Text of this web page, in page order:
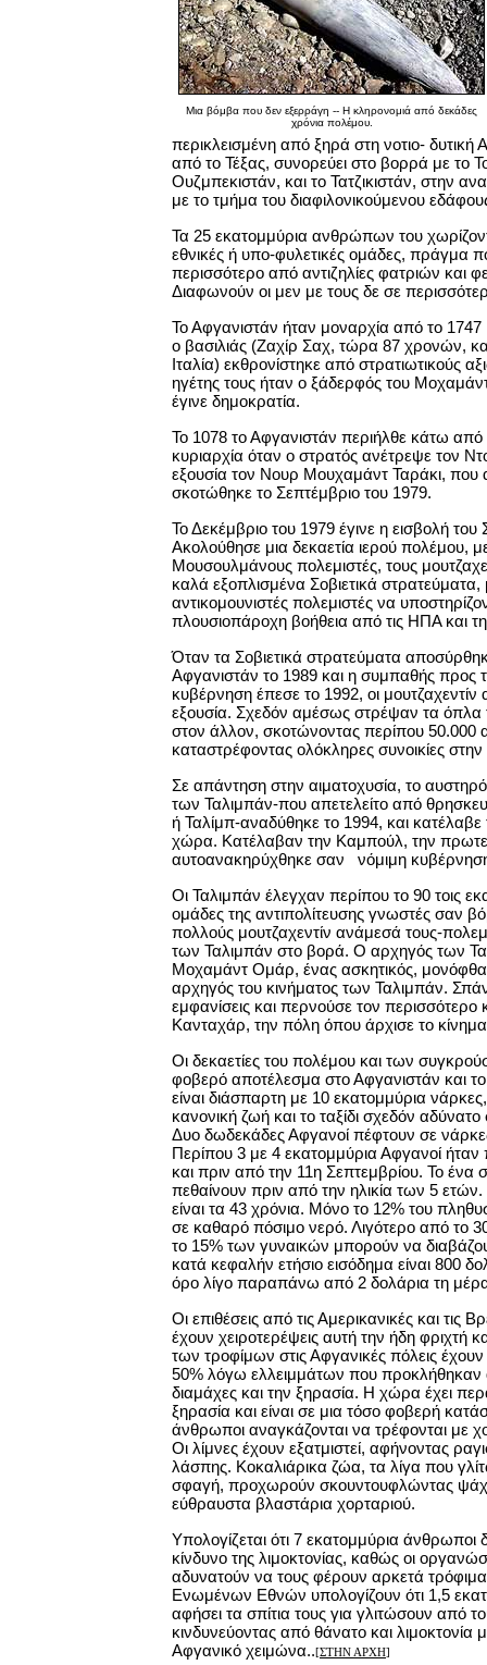
Μια βόμβα που δεν εξερράγη -- Η κληρονομιά από δεκάδες
χρόνια πολέμου.
περικλεισμένη από ξηρά στη νοτιο- δυτική
από το Τέξας, συνορεύει στο βορρά με το
Ουζμπεκιστάν, και το Τατζικιστάν, στην
με το τμήμα του διαφιλονικούμενου
Τα 25 εκατομμύρια ανθρώπων του
εθνικές ή υπο-φυλετικές ομάδες, πράγμα
περισσότερο από αντιζηλίες φατριών και
Διαφωνούν οι μεν με τους δε σε
Το Αφγανιστάν ήταν μοναρχία από το 1747
ο βασιλιάς (Ζαχίρ Σαχ, τώρα 87 χρονών,
Ιταλία) εκθρονίστηκε από στρατιωτικούς
ηγέτης τους ήταν ο ξάδερφός του
έγινε δημοκρατία.
Το 1078 το Αφγανιστάν περιήλθε κάτω από
κυριαρχία όταν ο στρατός ανέτρεψε τον
εξουσία τον Νουρ Μουχαμάντ Ταράκι, που
σκοτώθηκε το Σεπτέμβριο του 1979.
Το Δεκέμβριο του 1979 έγινε η εισβολή του
Ακολούθησε μια δεκαετία ιερού πολέμου,
Μουσουλμάνους πολεμιστές, τους
καλά εξοπλισμένα Σοβιετικά
αντικομουνιστές πολεμιστές να
πλουσιοπάροχη βοήθεια από τις ΗΠΑ και
Όταν τα Σοβιετικά στρατεύματα
Αφγανιστάν το 1989 και η συμπαθής προς
κυβέρνηση έπεσε το 1992, οι
εξουσία. Σχεδόν αμέσως στρέψαν τα όπλα
στον άλλον, σκοτώνοντας περίπου 50.000
καταστρέφοντας ολόκληρες συνοικίες
Σε απάντηση στην αιματοχυσία, το
των Ταλιμπάν-που απετελείτο από
ή Ταλίμπ-αναδύθηκε το 1994, και κατέλαβε
χώρα. Κατέλαβαν την Καμπούλ, την
αυτοανακηρύχθηκε σαν νόμιμη
Οι Ταλιμπάν έλεγχαν περίπου το 90 τοις
ομάδες της αντιπολίτευσης γνωστές σαν
πολλούς μουτζαχεντίν ανάμεσά τους-
των Ταλιμπάν στο βορά. Ο αρχηγός των
Μοχαμάντ Ομάρ, ένας ασκητικός,
αρχηγός του κινήματος των Ταλιμπάν.
εμφανίσεις και περνούσε τον περισσότερο
Κανταχάρ, την πόλη όπου άρχισε το
Οι δεκαετίες του πολέμου και των
φοβερό αποτέλεσμα στο Αφγανιστάν και
είναι διάσπαρτη με 10 εκατομμύρια
κανονική ζωή και το ταξίδι σχεδόν
Δυο δωδεκάδες Αφγανοί πέφτουν σε
Περίπου 3 με 4 εκατομμύρια Αφγανοί
και πριν από την 11η Σεπτεμβρίου. Το ένα
πεθαίνουν πριν από την ηλικία των 5
είναι τα 43 χρόνια. Μόνο το 12% του
σε καθαρό πόσιμο νερό. Λιγότερο από το
το 15% των γυναικών μπορούν να
κατά κεφαλήν ετήσιο εισόδημα είναι 800
όρο λίγο παραπάνω από 2 δολάρια τη
Οι επιθέσεις από τις Αμερικανικές και τις
έχουν χειροτερέψεις αυτή την ήδη φριχτή
των τροφίμων στις Αφγανικές πόλεις
50% λόγω ελλειμμάτων που προκλήθηκαν
διαμάχες και την ξηρασία. Η χώρα έχει
ξηρασία και είναι σε μια τόσο φοβερή
άνθρωποι αναγκάζονται να τρέφονται με
Οι λίμνες έχουν εξατμιστεί, αφήνοντας
λάσπης. Κοκαλιάρικα ζώα, τα λίγα που
σφαγή, προχωρούν σκουντουφλώντας
εύθραυστα βλαστάρια χορταριού.
Υπολογίζεται ότι 7 εκατομμύρια άνθρωποι
κίνδυνο της λιμοκτονίας, καθώς οι
αδυνατούν να τους φέρουν αρκετά
Ενωμένων Εθνών υπολογίζουν ότι 1,5
αφήσει τα σπίτια τους για γλιτώσουν από
κινδυνεύοντας από θάνατο και
Αφγανικό χειμώνα..[ΣΤΗΝ ΑΡΧΗ]